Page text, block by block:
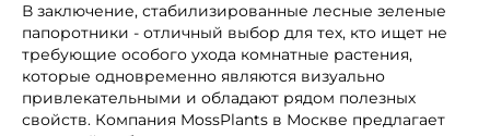
В заключение, стабилизированные лесные зеленые
папоротники - отличный выбор для тех, кто ищет не
требующие особого ухода комнатные растения,
которые одновременно являются визуально
привлекательными и обладают рядом полезных
свойств. Компания MossPlants в Москве предлагает